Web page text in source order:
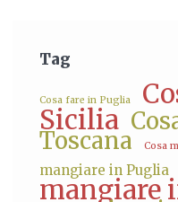
Tag
Cosa fare in Puglia
Sicilia
Toscana Cosa
mangiare in Puglia
mangiare